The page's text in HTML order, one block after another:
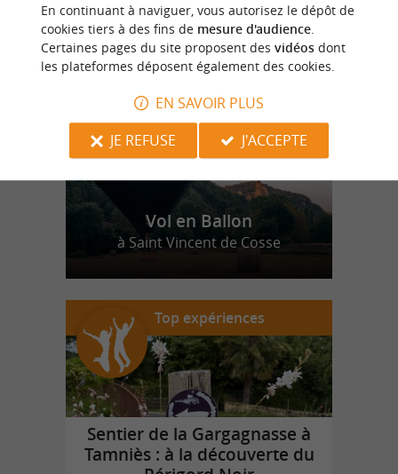
n
o
t
r
e
c
o
u
p
d
e
c
o
e
u
r
Vol en Ballon
à Saint Vincent de Cosse
Top expériences
Sentier de la Gargagnasse à
Tamniès : à la découverte du
En continuant à naviguer, vous autorisez le dépôt de
cookies tiers à des fins de mesure d'audience.
Certaines pages du site proposent des vidéosdont
les plateformes déposent également des cookies.
EN SAVOIR PLUS
JE REFUSE
J'ACCEPTE